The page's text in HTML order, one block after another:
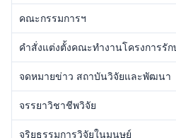
คณะกรรมการฯ
คำสั่งแต่งตั้งคณะทำงานโครงการรั
จดหมายข่าว สถาบันวิจัยและพัฒนา
จรรยาวิชาชีพวิจัย
จริยธรรมการวิจัยในมนุษย์